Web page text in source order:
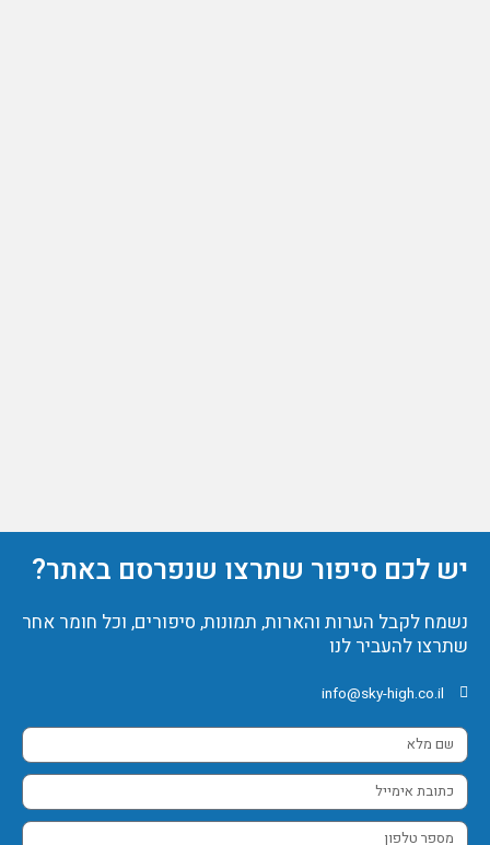
יש לכם סיפור שתרצו שנפרסם באתר?
נשמח לקבל הערות והארות, תמונות, סיפורים, וכל חומר אחר
שתרצו להעביר לנו
info@sky-high.co.il
שם
מלא
כתובת
אימייל
מספר